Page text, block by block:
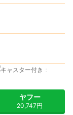
キャスター付き
ヤフー
20,747円